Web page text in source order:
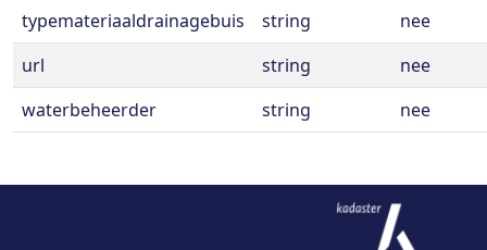
typemateriaaldrainagebuis
string
nee
url
string
nee
waterbeheerder
string nee